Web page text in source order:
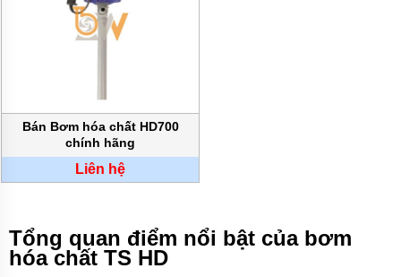
BƠM
LỎNG,
BƠM KHÍ
AMONIAC
Bán Bơm hóa chất HD700
chính hãng
Liên hệ
Tổng quan điểm nổi bật của bơm
hóa chất TS HD